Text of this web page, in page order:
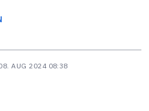
08. AUG 2024 08:38